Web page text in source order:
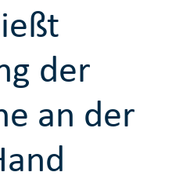
der
an der